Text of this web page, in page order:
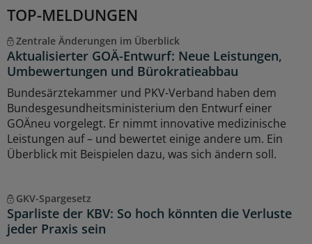
TOP-MELDUNGEN
Zentrale Änderungen im Überblick
Aktualisierter GOÄ-Entwurf: Neue Leistungen,
Umbewertungen und Bürokratieabbau
Bundesärztekammer und PKV-Verband haben dem
Bundesgesundheitsministerium den Entwurf einer
GOÄneu vorgelegt. Er nimmt innovative medizinische
Leistungen auf – und bewertet einige andere um. Ein
Überblick mit Beispielen dazu, was sich ändern soll.
GKV-Spargesetz
Sparliste der KBV: So hoch könnten die Verluste
jeder Praxis sein